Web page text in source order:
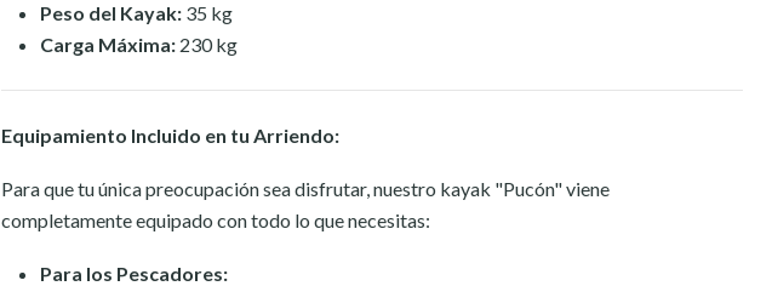
Peso del Kayak: 35 kg
Carga Máxima: 230 kg
Equipamiento Incluido en tu Arriendo:
Para que tu única preocupación sea disfrutar, nuestro kayak "Pucón" viene
completamente equipado con todo lo que necesitas:
Para los Pescadores: